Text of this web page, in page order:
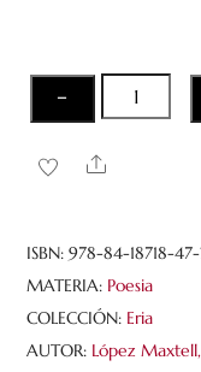
5
−
animal
que
Share
ISBN:978-84-18718-
MATERIA: Poesia
COLECCIÓN: Eria
AUTOR: López